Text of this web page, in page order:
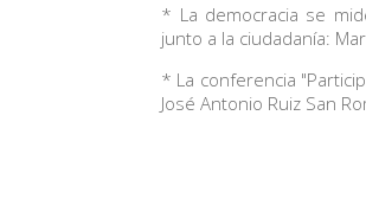
* La democracia se
junto a la ciudadanía:
* La conferencia
José Antonio Ruiz San